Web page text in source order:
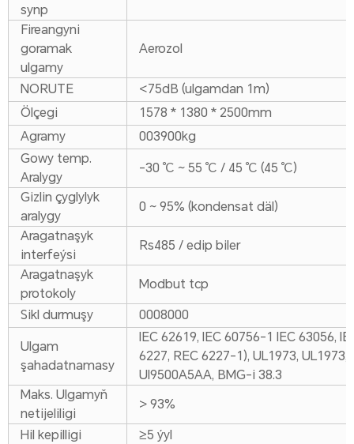
synp
Fireangyni
goramak
ulgamy
Aerozol
NORUTE
<75dB (ulgamdan 1m)
Ölçegi
1578 * 1380 * 2500mm
Agramy
003900kg
Gowy temp.
Aralygy
-30 ℃ ~ 55 ℃ / 45 ℃ (45 ℃)
Gizlin çyglylyk
aralygy
0 ~ 95% (kondensat däl)
Aragatnaşyk
interfeýsi
Rs485 / edip biler
Aragatnaşyk
protokoly
Modbut tcp
Sikl durmuşy 0008000
Ulgam
şahadatnamasy
IEC 62619, IEC 60756-1 IEC 63056,
6227, REC 6227-1), UL1973, UL1973,
Ul9500A5AA, BMG-i 38.3
Maks. Ulgamyň
netijeliligi
> 93%
Hil kepilligi
≥5 ýyl